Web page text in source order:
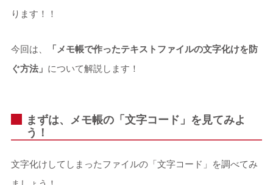
ります！！
今回は、
「メモ帳で作ったテキストファイルの文字化けを防
ぐ方法」 について解説します！
まずは、メモ帳の「文字コード」を見てみよ
う！
文字化けしてしまったファイルの「文字コード」を調べてみ